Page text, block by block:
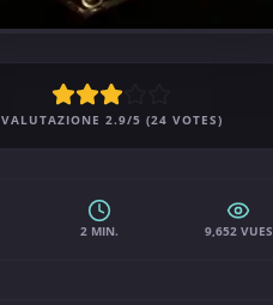
VALUTAZIONE 2.9/5 (24 VOTES)
2 MIN. 9,652 VUES